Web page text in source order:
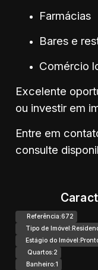
Farmácias
Bares e
Comércio
Excelente
ou investir em
Entre em
consulte
Referência:672
Tipo de Imóvel:
Estágio do Imóvel:
Quartos:2
Banheiro:1